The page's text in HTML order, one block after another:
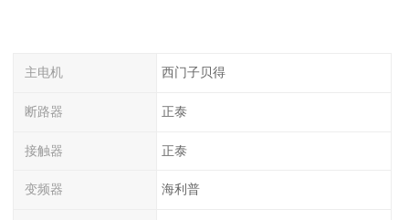
主电机 西门子贝得
断路器 正泰
接触器 正泰
变频器 海利普